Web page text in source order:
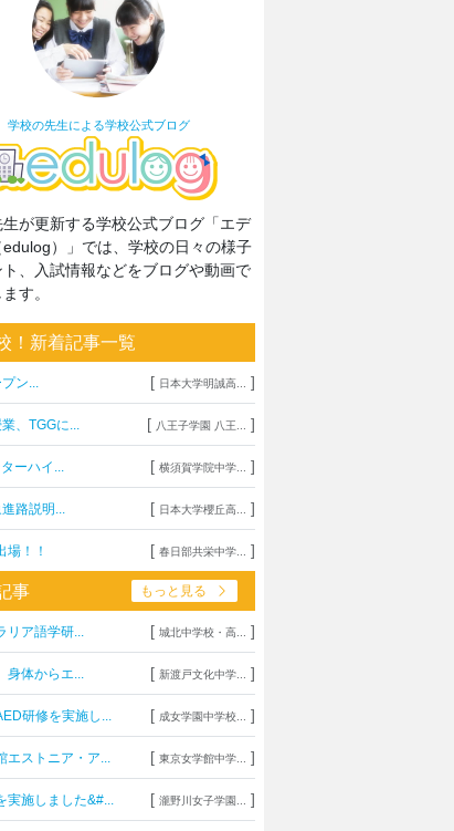
学校の先生による学校公式ブログ
が更新する学校公式ブログ「エデ
edulog）」では、学校の日々の様子
、入試情報などをブログや動画で
す。
！新着記事一覧
ン... [ 日本大学明誠高... ]
、TGGに... [ 八王子学園 八王... ]
ーハイ... [ 横須賀学院中学... ]
路説明... [ 日本大学櫻丘高... ]
場！！ [ 春日部共栄中学... ]
事 もっと見る
リア語学研... [ 城北中学校・高... ]
身体からエ... [ 新渡戸文化中学... ]
研修を実施し... [ 成女学園中学校... ]
エストニア・ア... [ 東京女学館中学... ]
実施しました&#... [ 瀧野川女子学園... ]